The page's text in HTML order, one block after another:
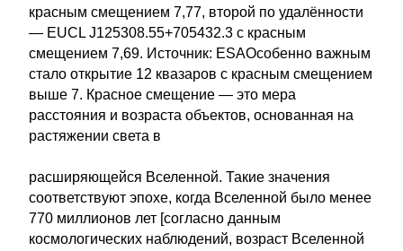
красным смещением 7,77, второй по удалённости
— EUCL J125308.55+705432.3 с красным
смещением 7,69. Источник: ESAОсобенно важным
стало открытие 12 квазаров с красным смещением
выше 7. Красное смещение — это мера
расстояния и возраста объектов, основанная на
растяжении света в
расширяющейся Вселенной. Такие значения
соответствуют эпохе, когда Вселенной было менее
770 миллионов лет [согласно данным
космологических наблюдений, возраст Вселенной